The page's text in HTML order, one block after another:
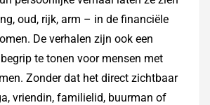
oud, rijk, arm – in de financiële
De verhalen zijn ook een
te tonen voor mensen met
Zonder dat het direct zichtbaar
vriendin, familielid, buurman of